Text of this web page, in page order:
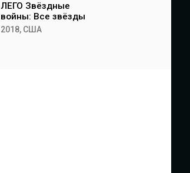
ЛЕГО Звёздные
войны: Все звёзды
2018, США